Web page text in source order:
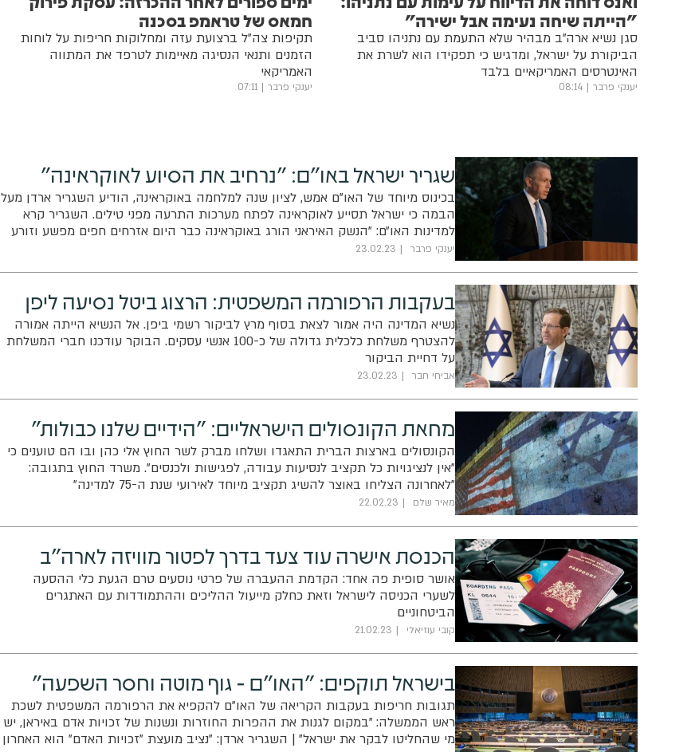
"הייתה שיחה נעימה אבל ישירה"
סגן נשיא ארה"ב מבהיר שלא התעמת עם נתניהו סביב
הביקורת על ישראל, ומדגיש כי תפקידו הוא לשרת את
האינטרסים האמריקאיים בלבד
יענקי פרבר 08:14
חמאס של טראמפ בסכנה
תקיפות צה"ל ברצועת עזה ומחלוקות חריפות על לוחות
הזמנים ותנאי הנסיגה מאיימות לטרפד את המתווה
האמריקאי
יענקי פרבר 07:11
שגריר ישראל באו"ם: "נרחיב את הסיוע לאוקראינה"
בכינוס מיוחד של האו"ם אמש, לציון שנה למלחמה באוקראינה, הודיע השגריר ארדן מעל
הבמה כי ישראל תסייע לאוקראינה לפתח מערכות התרעה מפני טילים. השגריר קרא
למדינות האו״ם: "הנשק האיראני הורג באוקראינה כבר היום אזרחים חפים מפשע וזורע
חורבן, מה יקרה כשאיראן תהפוך למדינת סף גרעינית?"
יענקי פרבר 23.02.23
בעקבות הרפורמה המשפטית: הרצוג ביטל נסיעה ליפן
נשיא המדינה היה אמור לצאת בסוף מרץ לביקור רשמי ביפן. אל הנשיא הייתה אמורה
להצטרף משלחת כלכלית גדולה של כ-100 אנשי עסקים. הבוקר עודכנו חברי המשלחת
על דחיית הביקור
אביחי חבר 23.02.23
מחאת הקונסולים הישראליים: "הידיים שלנו כבולות"
הקונסולים בארצות הברית התאגדו ושלחו מברק לשר החוץ אלי כהן ובו הם טוענים כי
"אין לנציגויות כל תקציב לנסיעות עבודה, לפגישות ולכנסים". משרד החוץ בתגובה:
"לאחרונה הצליחו באוצר להשיג תקציב מיוחד לאירועי שנת ה-75 למדינה"
מאיר שלם 22.02.23
הכנסת אישרה עוד צעד בדרך לפטור מוויזה לארה"ב
אושר סופית פה אחד: הקדמת ההעברה של פרטי נוסעים טרם הגעת כלי ההסעה
לשערי הכניסה לישראל וזאת כחלק מייעול ההליכים וההתמודדות עם האתגרים
הביטחוניים
קובי עוזיאלי 21.02.23
בישראל תוקפים: "האו"ם - גוף מוטה וחסר השפעה"
תגובות חריפות בעקבות הקריאה של האו"ם להקפיא את הרפורמה המשפטית לשכת
ראש הממשלה: "במקום לגנות את ההפרות החוזרות ונשנות של זכויות אדם באיראן, יש
מי שהחליטו לבקר את ישראל" | השגריר ארדן: "נציב מועצת "זכויות האדם" הוא האחרון